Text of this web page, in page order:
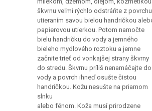
utieraním savou bielou handričkou alebo
papierovou utierkou. Potom namočte
bielu handričku do vody a jemného
bieleho mydlového roztoku a jemne
začnite trieť od vonkajšej strany škvrny
do stredu. Škvrnu príliš nenamáčajte do
vody a povrch ihneď osušte čistou
handričkou. Kožu nesušte na priamom
slnku
alebo fénom. Koža musí prirodzene
vyschnúť na vzduchu.